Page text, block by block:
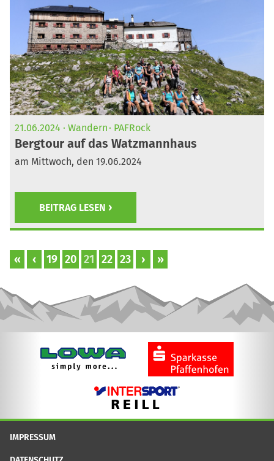
21.06.2024 Wandern PAFRock
Bergtour auf das Watzmannhaus
am Mittwoch, den 19.06.2024
BEITRAG LESEN
« ‹ 19 20 21 22 23 › »
IMPRESSUM